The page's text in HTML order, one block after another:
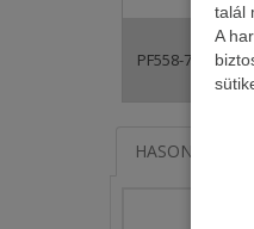
talál
A
PF558-799
HASONLÓ